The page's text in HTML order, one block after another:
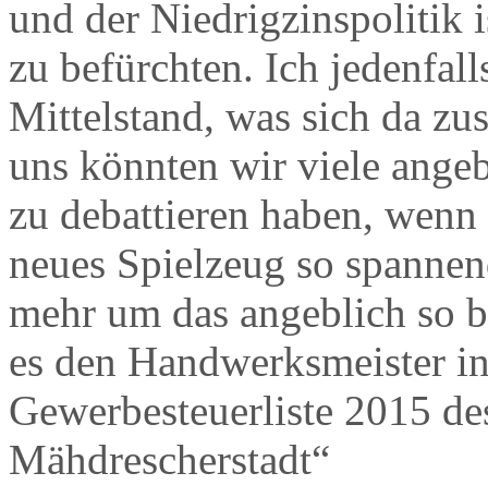
und der Niedrigzinspolitik
zu befürchten. Ich
Mittelstand, was sich da
uns könnten wir viele
zu debattieren haben,
neues Spielzeug so
mehr um das angeblich so
es den Handwerksmeister
Gewerbesteuerliste 2015
Mähdrescherstadt“